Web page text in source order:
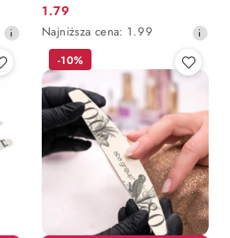
FLAMING
Cena
promocyjna:
1.79
Najniższa
cena
30
dni
przed
obniżką
Najniższa cena: 1.99
-10%